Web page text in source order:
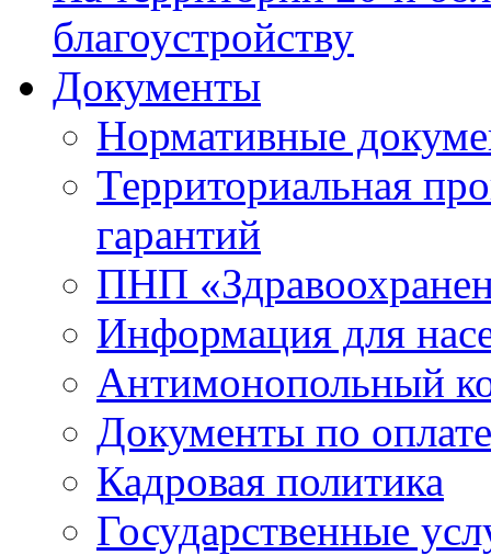
благоустройству
Документы
Нормативные
Территориальная
гарантий
ПНП
Информация для
Антимонопольный
Документы по
Кадровая политика
Государственные